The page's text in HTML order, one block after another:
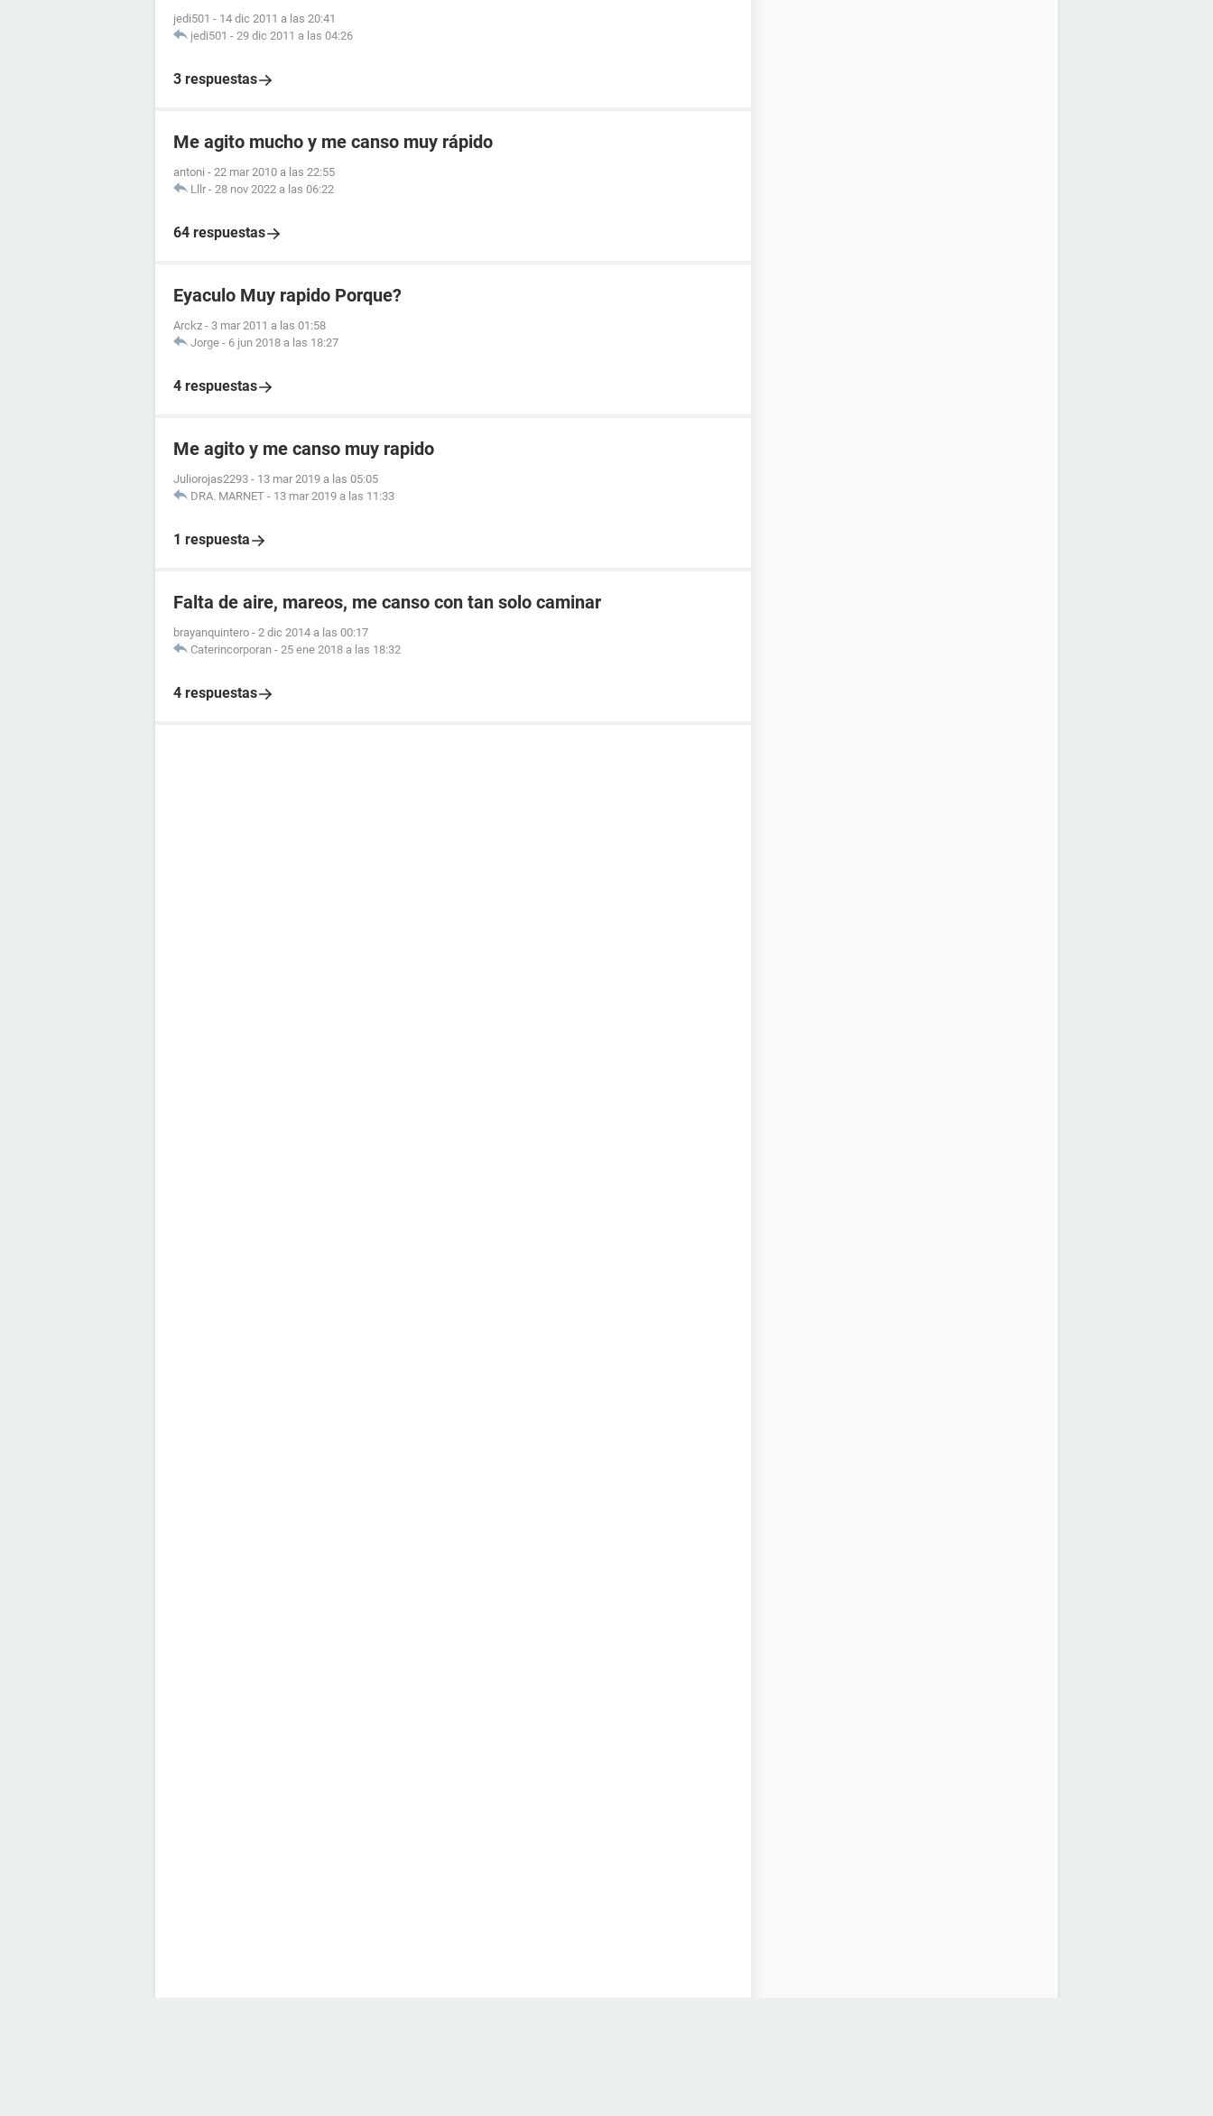
jedi501 - 14 dic 2011 a las 20:41
jedi501 - 29 dic 2011 a las 04:26
3 respuestas
Me agito mucho y me canso muy rápido
antoni - 22 mar 2010 a las 22:55
Lllr - 28 nov 2022 a las 06:22
64 respuestas
Eyaculo Muy rapido Porque?
Arckz - 3 mar 2011 a las 01:58
Jorge - 6 jun 2018 a las 18:27
4 respuestas
Me agito y me canso muy rapido
Juliorojas2293 - 13 mar 2019 a las 05:05
DRA. MARNET - 13 mar 2019 a las 11:33
1 respuesta
Falta de aire, mareos, me canso con tan solo caminar
brayanquintero - 2 dic 2014 a las 00:17
Caterincorporan - 25 ene 2018 a las 18:32
4 respuestas